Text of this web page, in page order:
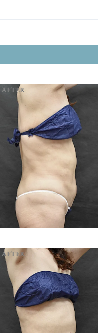
AFTER
AFTER